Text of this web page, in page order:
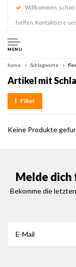
Willkommen,
helfen. Kontaktiere
MENU
home Schlagworte
Artikel mit
Filter
Keine Produkte
Melde
Bekomme die